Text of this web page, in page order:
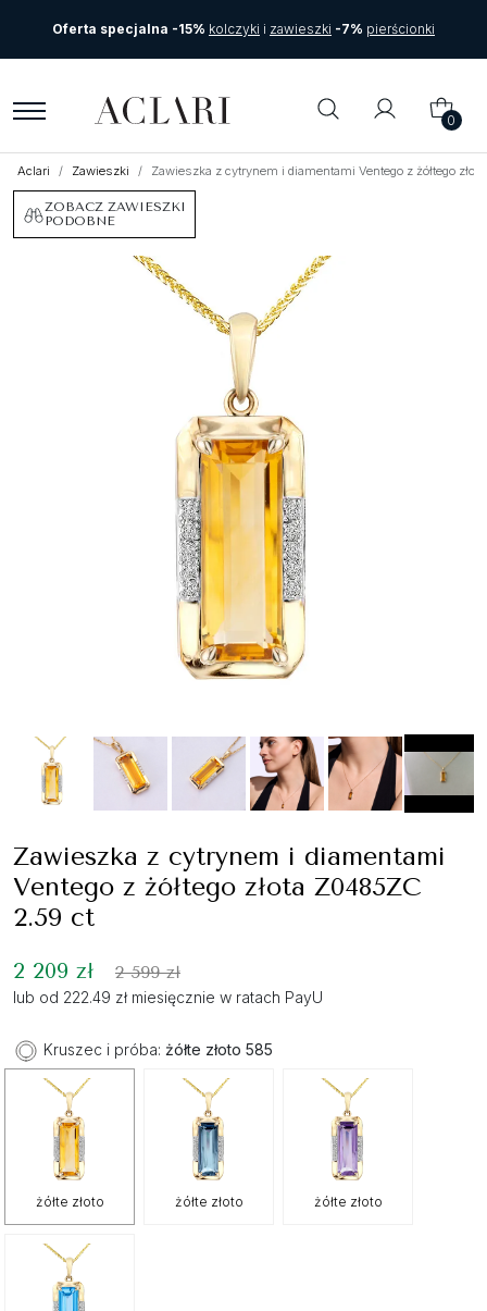
Oferta specjalna -15% kolczyki i zawieszki -7% pierścionki
0
Aclari Zawieszki Zawieszka z cytrynem i diamentami Ventego z żółtego
ZOBACZ ZAWIESZKI
PODOBNE
Zawieszka z cytrynem i diamentami
Ventego z żółtego złota Z0485ZC
2.59 ct
2 209 zł 2 599 zł
lub od 222.49 zł miesięcznie w ratach PayU
Kruszec i próba: żółte złoto 585
żółte złoto żółte złoto żółte złoto